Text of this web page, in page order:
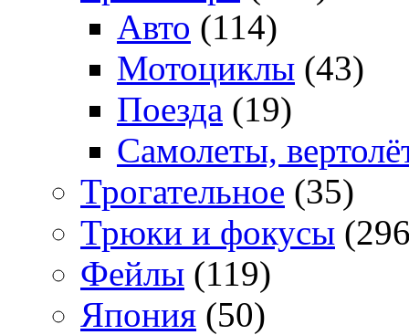
Авто (114)
Мотоциклы (43)
Поезда (19)
Самолеты,
Трогательное (35)
Трюки и фокусы
Фейлы (119)
Япония (50)